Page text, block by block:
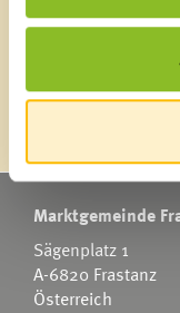
Marktgemeinde
Sägenplatz 1
A-6820 Frastanz
Österreich